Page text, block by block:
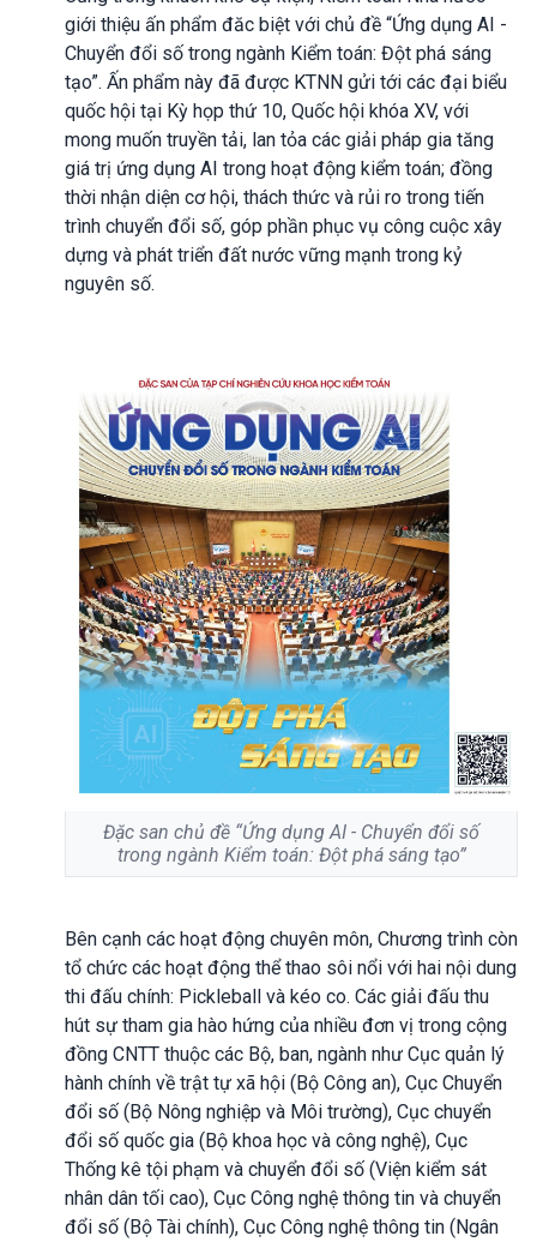
giới thiệu ấn phẩm đăc biệt với chủ đề “Ứng dụng AI -
Chuyển đổi số trong ngành Kiểm toán: Đột phá sáng
tạo”. Ấn phẩm này đã được KTNN gửi tới các đại biểu
quốc hội tại Kỳ họp thứ 10, Quốc hội khóa XV, với
mong muốn truyền tải, lan tỏa các giải pháp gia tăng
giá trị ứng dụng AI trong hoạt động kiểm toán; đồng
thời nhận diện cơ hội, thách thức và rủi ro trong tiến
trình chuyển đổi số, góp phần phục vụ công cuộc xây
dựng và phát triển đất nước vững mạnh trong kỷ
nguyên số.
Đặc san chủ đề “Ứng dụng AI - Chuyển đổi số
trong ngành Kiểm toán: Đột phá sáng tạo”
Bên cạnh các hoạt động chuyên môn, Chương trình còn
tổ chức các hoạt động thể thao sôi nổi với hai nội dung
thi đấu chính: Pickleball và kéo co. Các giải đấu thu
hút sự tham gia hào hứng của nhiều đơn vị trong cộng
đồng CNTT thuộc các Bộ, ban, ngành như Cục quản lý
hành chính về trật tự xã hội (Bộ Công an), Cục Chuyển
đổi số (Bộ Nông nghiệp và Môi trường), Cục chuyển
đổi số quốc gia (Bộ khoa học và công nghệ), Cục
Thống kê tội phạm và chuyển đổi số (Viện kiểm sát
nhân dân tối cao), Cục Công nghệ thông tin và chuyển
đổi số (Bộ Tài chính), Cục Công nghệ thông tin (Ngân